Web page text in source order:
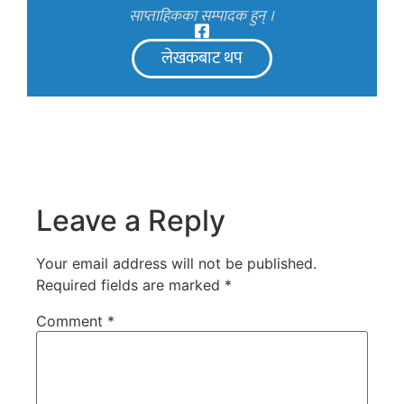
साप्ताहिकका सम्पादक हुन् ।
लेखकबाट थप
Leave a Reply
Your email address will not be published.
Required fields are marked *
Comment *